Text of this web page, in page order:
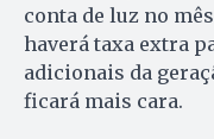
conta de luz no
haverá taxa extra
adicionais da
ficará mais cara.